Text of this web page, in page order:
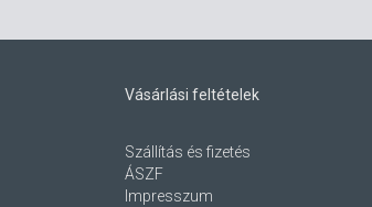
Vásárlási feltételek
Szállítás és fizetés
ÁSZF
Impresszum